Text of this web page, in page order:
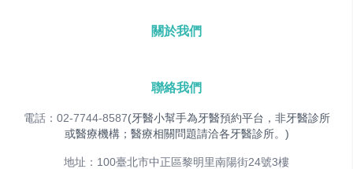
關於我們
聯絡我們
電話：02-7744-8587(牙醫小幫手為牙醫預約平台，非牙醫診所
或醫療機構；醫療相關問題請洽各牙醫診所。)
地址：100臺北市中正區黎明里南陽街24號3樓